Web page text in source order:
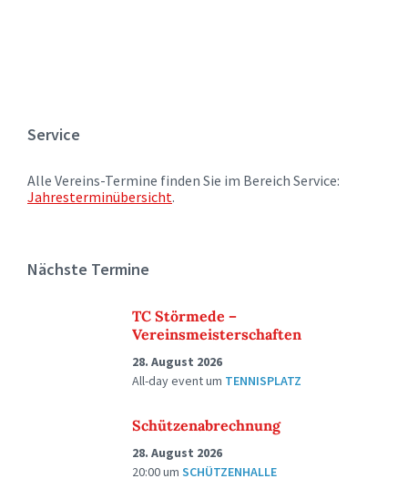
Service
Alle Vereins-Termine finden Sie im Bereich Service:
Jahresterminübersicht.
Nächste Termine
TC Störmede –
Vereinsmeisterschaften
28. August 2026
All-day eventum TENNISPLATZ
Schützenabrechnung
28. August 2026
20:00um SCHÜTZENHALLE